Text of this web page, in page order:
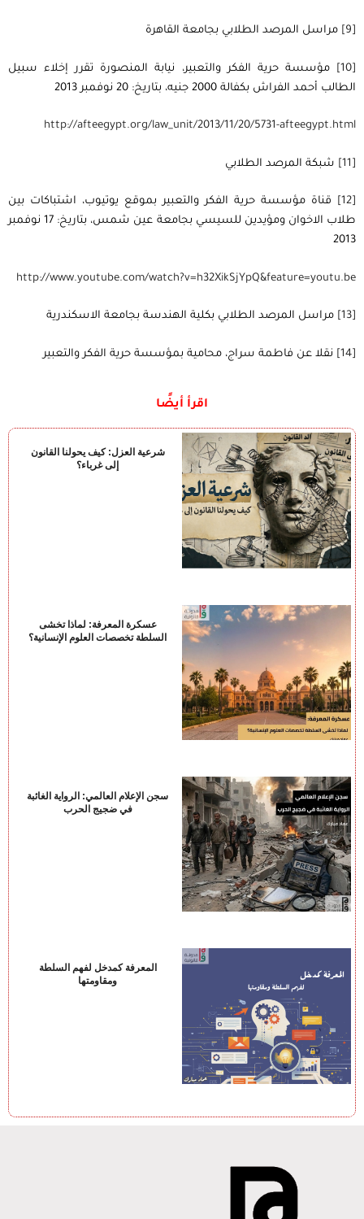
مراسل المرصد الطلابي بجامعة القاهرة
مؤسسة حرية الفكر والتعبير، نيابة المنصورة تقرر إخلاء سبيل
الطالب أحمد الفراش بكفالة 2000 جنيه، بتاريخ: 20 نوفمبر 2013
http://afteegypt.org/law_unit/2013/11/20/5731-afteegypt.html
شبكة المرصد الطلابي
قناة مؤسسة حرية الفكر والتعبير بموقع يوتيوب، اشتباكات بين
طلاب الاخوان ومؤيدين للسيسي بجامعة عين شمس، بتاريخ: 17 نوفمبر
2013
http://www.youtube.com/watch?v=h32XikSjYpQ&feature=youtu.be
مراسل المرصد الطلابي بكلية الهندسة بجامعة الاسكندرية
نقلا عن فاطمة سراج، محامية بمؤسسة حرية الفكر والتعبير
اقرأ أيضًا
شرعية العزل: كيف يحولنا القانون
إلى غرباء؟
عسكرة المعرفة: لماذا تخشى
السلطة تخصصات العلوم الإنسانية؟
سجن الإعلام العالمي: الرواية الغائبة
في ضجيج الحرب
المعرفة كمدخل لفهم السلطة
ومقاومتها